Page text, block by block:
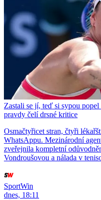
Zastali se jí, teď si sypou
pravdy čelí drsné kritice
Osmačtyřicet stran, čtyři
WhatsAppu. Mezinárodní
zveřejnila kompletní
Vondroušovou a nálada v
SportWin
dnes, 18:11